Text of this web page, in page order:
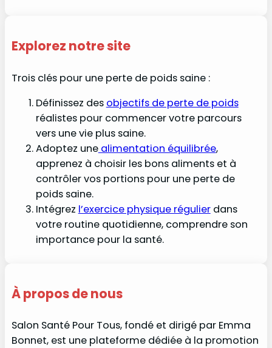
Explorez notre site
Trois clés pour une perte de poids saine :
Définissez des objectifs de perte de poids
réalistes pour commencer votre parcours
vers une vie plus saine.
Adoptez unealimentation équilibrée,
apprenez à choisir les bons aliments et à
contrôler vos portions pour une perte de
poids saine.
Intégrez l’exercice physique régulierdans
votre routine quotidienne, comprendre son
importance pour la santé.
À propos de nous
Salon Santé Pour Tous, fondé et dirigé par Emma
Bonnet, est une plateforme dédiée à la promotion